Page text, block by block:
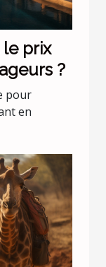
le prix
?
pour
en